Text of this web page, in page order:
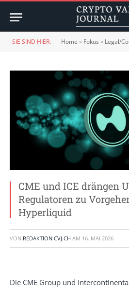
SIE SIND HIER: Home » Fokus » Legal/
CME und ICE drängen
Regulatoren zu
Hyperliquid
VON REDAKTION CVJ.CH AM 16. MAI 2026
Die CME Group und